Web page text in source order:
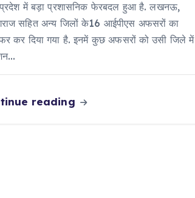
प्रदेश में बड़ा प्रशासनिक फेरबदल हुआ है. लखनऊ,
सहित अन्य जिलों के16 आईपीएस अफसरों का
कर दिया गया है. इनमें कुछ अफसरों को उसी जिले में
reading